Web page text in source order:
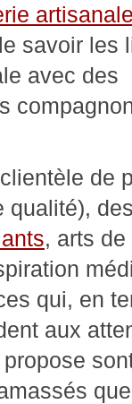
savoir les
avec des
de
qualité),
, arts
qui, en
aux